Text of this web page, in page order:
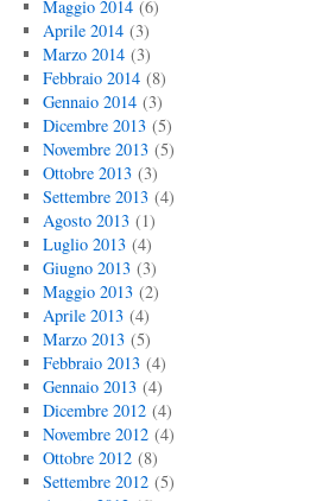
Maggio 2014(6)
Aprile 2014(3)
Marzo 2014(3)
Febbraio 2014(8)
Gennaio 2014(3)
Dicembre 2013(5)
Novembre 2013(5)
Ottobre 2013(3)
Settembre 2013(4)
Agosto 2013(1)
Luglio 2013(4)
Giugno 2013(3)
Maggio 2013(2)
Aprile 2013(4)
Marzo 2013(5)
Febbraio 2013(4)
Gennaio 2013(4)
Dicembre 2012(4)
Novembre 2012(4)
Ottobre 2012(8)
Settembre 2012(5)